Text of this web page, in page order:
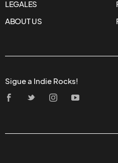
LEGALES
ABOUT US
Sigue a Indie Rocks!